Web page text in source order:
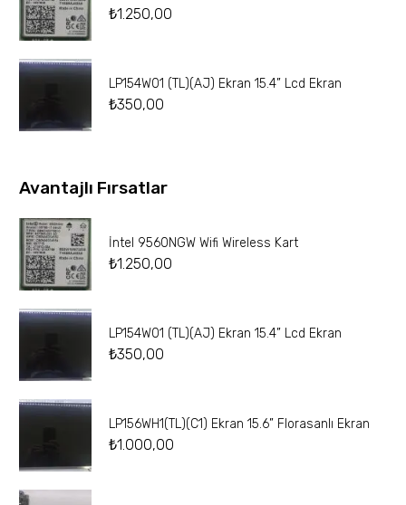
₺1.250,00
LP154W01 (TL)(AJ) Ekran 15.4” Lcd Ekran
₺350,00
Avantajlı Fırsatlar
İntel 9560NGW Wifi Wireless Kart
₺1.250,00
LP154W01 (TL)(AJ) Ekran 15.4” Lcd Ekran
₺350,00
LP156WH1(TL)(C1) Ekran 15.6” Florasanlı Ekran
₺1.000,00